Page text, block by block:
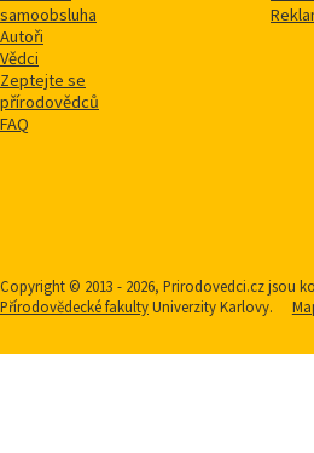
Výukové a
jiné materiály
samoobsluha
Autoři
Vědci
Zeptejte se
přírodovědců
FAQ
Copyright © 2013 - 2026, Prirodovedci.cz jsou
Přírodovědecké fakultyUniverzity Karlovy.